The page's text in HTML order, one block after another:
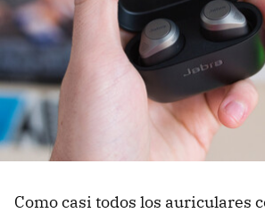
Como casi todos los auriculares